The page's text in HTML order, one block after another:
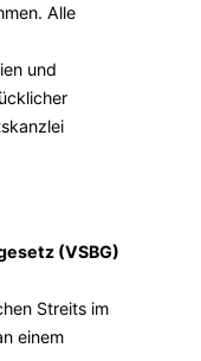
Alle
und
(VSBG)
Streits im
einem